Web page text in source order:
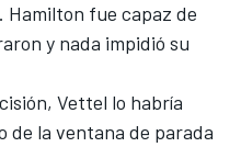
fue capaz de
y nada impidió su
Vettel lo habría
de la ventana de parada